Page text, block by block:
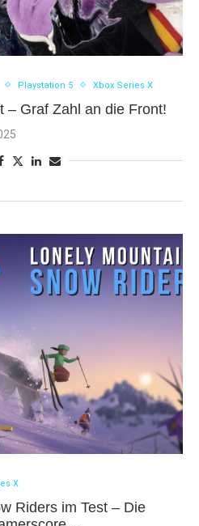
Playstation 5 Xbox Series X
– Graf Zahl an die Front!
X
Riders im Test – Die